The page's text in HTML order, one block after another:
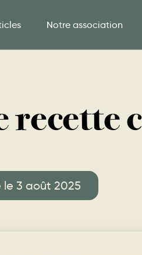
Notre association
recette
le 3 août 2025